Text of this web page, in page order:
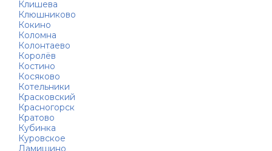
Клишева
Клюшниково
Кокино
Коломна
Колонтаево
Королёв
Костино
Косяково
Котельники
Красковский
Красногорск
Кратово
Кубинка
Куровское
Ламишино